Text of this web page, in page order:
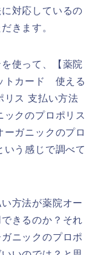
対応しているの
きます。
使って、【薬院
トカード 使える
リス 支払い方法
クのプロポリス
ガニックのプロ
う感じで調べて
方法が薬院オー
きるのか？それ
ニックのプロポ